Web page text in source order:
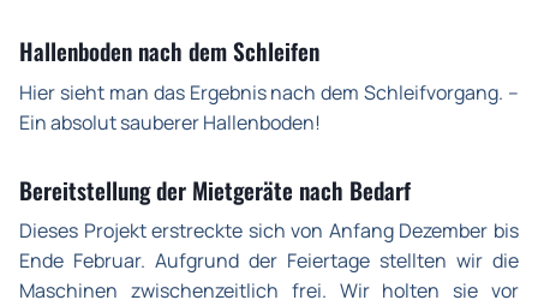
Hallenboden nach dem Schleifen
Hier sieht man das Ergebnis nach dem Schleifvorgang. –
Ein absolut sauberer Hallenboden!
Bereitstellung der Mietgeräte nach Bedarf
Dieses Projekt erstreckte sich von Anfang Dezember bis
Ende Februar. Aufgrund der Feiertage stellten wir die
Maschinen zwischenzeitlich frei. Wir holten sie vor